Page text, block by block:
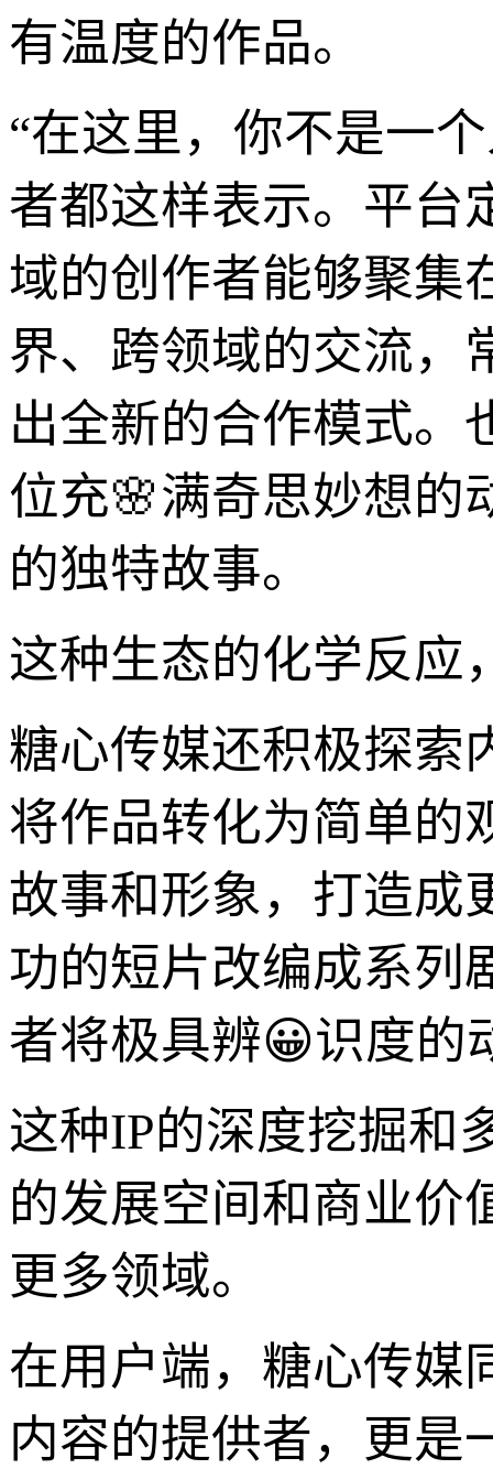
有温度的作品。
“在这里，你不是一
者都这样表示。平台
域的创作者能够聚集
界、跨领域的交流，
出全新的合作模式。
位充🌸满奇思妙想的
的独特故事。
这种生态的化学反应
糖心传媒还积极探索
将作品转化为简单的
故事和形象，打造成
功的短片改编成系列
者将极具辨😀识度的
这种IP的深度挖掘和
的发展空间和商业价
更多领域。
在用户端，糖心传媒
内容的提供者，更是